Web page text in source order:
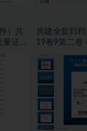
）共
证明
房建全套归
19卷9第二卷
文件及进场